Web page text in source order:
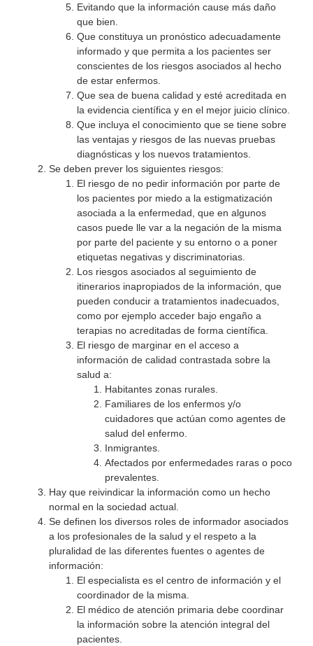
Evitando que la información cause más daño
que bien.
Que constituya un pronóstico adecuadamente
informado y que permita a los pacientes ser
conscientes de los riesgos asociados al hecho
de estar enfermos.
Que sea de buena calidad y esté acreditada en
la evidencia científica y en el mejor juicio clínico.
Que incluya el conocimiento que se tiene sobre
las ventajas y riesgos de las nuevas pruebas
diagnósticas y los nuevos tratamientos.
Se deben prever los siguientes riesgos:
El riesgo de no pedir información por parte de
los pacientes por miedo a la estigmatización
asociada a la enfermedad, que en algunos
casos puede lle var a la negación de la misma
por parte del paciente y su entorno o a poner
etiquetas negativas y discriminatorias.
Los riesgos asociados al seguimiento de
itinerarios inapropiados de la información, que
pueden conducir a tratamientos inadecuados,
como por ejemplo acceder bajo engaño a
terapias no acreditadas de forma científica.
El riesgo de marginar en el acceso a
información de calidad contrastada sobre la
salud a:
Habitantes zonas rurales.
Familiares de los enfermos y/o
cuidadores que actúan como agentes de
salud del enfermo.
Inmigrantes.
Afectados por enfermedades raras o poco
prevalentes.
Hay que reivindicar la información como un hecho
normal en la sociedad actual.
Se definen los diversos roles de informador asociados
a los profesionales de la salud y el respeto a la
pluralidad de las diferentes fuentes o agentes de
información:
El especialista es el centro de información y el
coordinador de la misma.
El médico de atención primaria debe coordinar
la información sobre la atención integral del
pacientes.